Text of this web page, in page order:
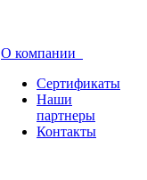
О компании
Сертификаты
Наши
партнеры
Контакты